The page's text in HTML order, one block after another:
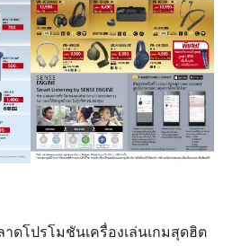
ดโปรโมชันเครื่องเล่นเกมสุดฮิต